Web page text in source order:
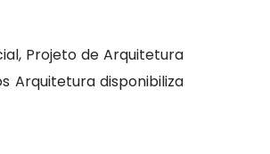
Projeto de Arquitetura
Arquitetura disponibiliza